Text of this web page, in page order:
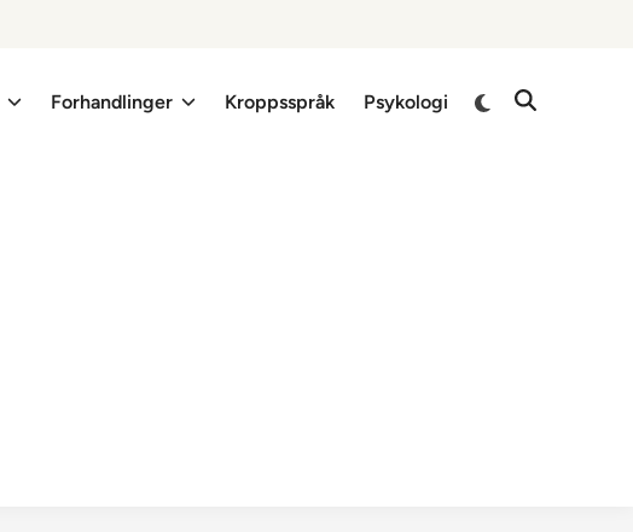
Forhandlinger Kroppsspråk Psykologi
Switch
Open